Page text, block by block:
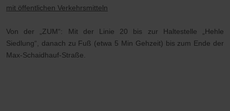
mit öffentlichen Verkehrsmitteln
Von der „ZUM“: Mit der Linie 20 bis zur Haltestelle „Hehle
Siedlung“, danach zu Fuß (etwa 5 Min Gehzeit) bis zum Ende der
Max-Schaidhauf-Straße.